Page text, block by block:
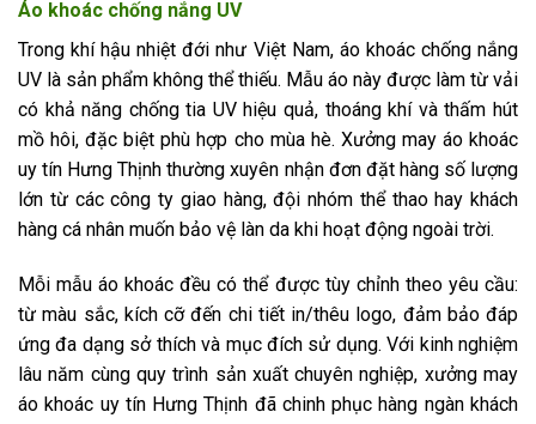
Áo khoác chống nắng UV
Trong khí hậu nhiệt đới như Việt Nam, áo khoác chống nắng
UV là sản phẩm không thể thiếu. Mẫu áo này được làm từ vải
có khả năng chống tia UV hiệu quả, thoáng khí và thấm hút
mồ hôi, đặc biệt phù hợp cho mùa hè. Xưởng may áo khoác
uy tín Hưng Thịnh thường xuyên nhận đơn đặt hàng số lượng
lớn từ các công ty giao hàng, đội nhóm thể thao hay khách
hàng cá nhân muốn bảo vệ làn da khi hoạt động ngoài trời.
Mỗi mẫu áo khoác đều có thể được tùy chỉnh theo yêu cầu:
từ màu sắc, kích cỡ đến chi tiết in/thêu logo, đảm bảo đáp
ứng đa dạng sở thích và mục đích sử dụng. Với kinh nghiệm
lâu năm cùng quy trình sản xuất chuyên nghiệp, xưởng may
áo khoác uy tín Hưng Thịnh đã chinh phục hàng ngàn khách